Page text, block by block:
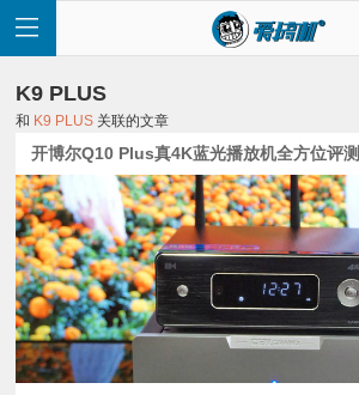
首
页
快
K9 PLUS
和 K9 PLUS 关联的文章
开博尔Q10 Plus真4K蓝光播放机全方位评测